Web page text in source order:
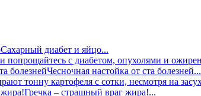
Сахарный диабет и яйцо...
Чесночная настойка от ста болезней...
Гречка – страшный враг жира!...